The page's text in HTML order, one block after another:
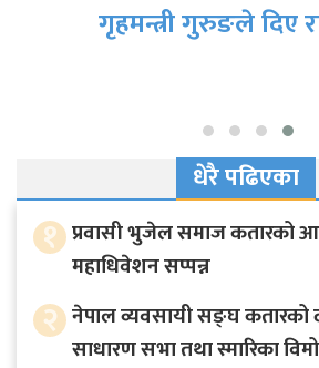
गृहमन्त्री गुरुङले दिए
धेरै पढिएका
१ प्रवासी भुजेल समाज कतारको
महाधिवेशन सप्पन्न
२ नेपाल व्यवसायी सङ्घ कतारको
साधारण सभा तथा स्मारिका